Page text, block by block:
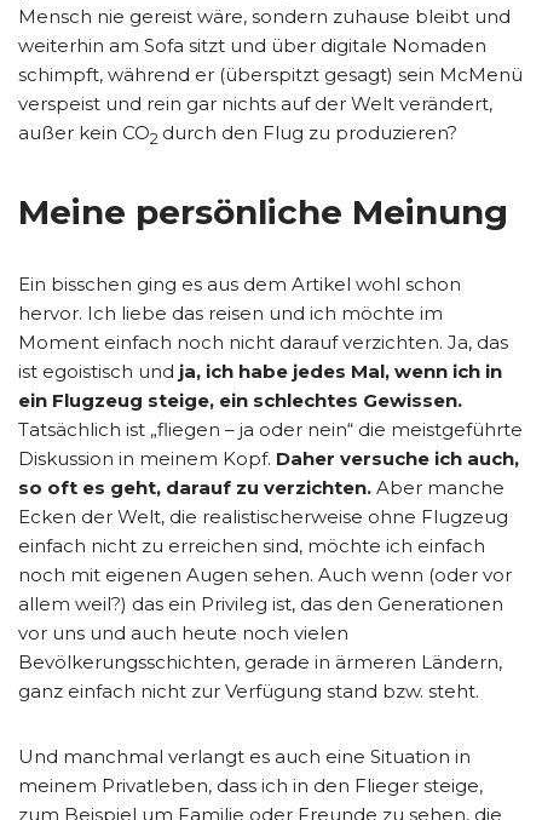
Mensch nie gereist wäre, sondern zuhause bleibt und
weiterhin am Sofa sitzt und über digitale Nomaden
schimpft, während er (überspitzt gesagt) sein McMenü
verspeist und rein gar nichts auf der Welt verändert,
außer kein CO2 durch den Flug zu produzieren?
Meine persönliche Meinung
Ein bisschen ging es aus dem Artikel wohl schon
hervor. Ich liebe das reisen und ich möchte im
Moment einfach noch nicht darauf verzichten. Ja, das
ist egoistisch und ja, ich habe jedes Mal, wenn ich in
ein Flugzeug steige, ein schlechtes Gewissen.
Tatsächlich ist „fliegen – ja oder nein“ die meistgeführte
Diskussion in meinem Kopf. Daher versuche ich auch,
so oft es geht, darauf zu verzichten. Aber manche
Ecken der Welt, die realistischerweise ohne Flugzeug
einfach nicht zu erreichen sind, möchte ich einfach
noch mit eigenen Augen sehen. Auch wenn (oder vor
allem weil?) das ein Privileg ist, das den Generationen
vor uns und auch heute noch vielen
Bevölkerungsschichten, gerade in ärmeren Ländern,
ganz einfach nicht zur Verfügung stand bzw. steht.
Und manchmal verlangt es auch eine Situation in
meinem Privatleben, dass ich in den Flieger steige,
zum Beispiel um Familie oder Freunde zu sehen, die